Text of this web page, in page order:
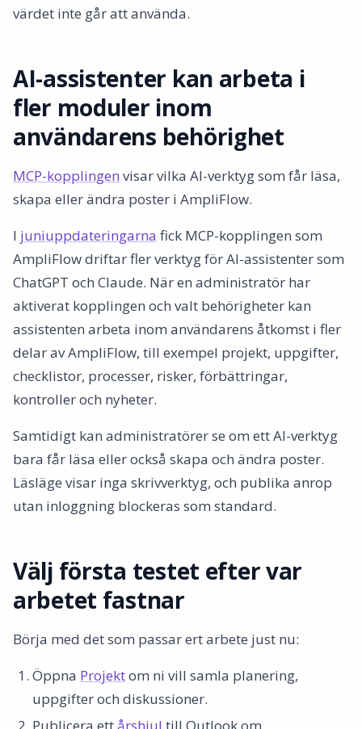
värdet inte går att använda.
AI-assistenter kan arbeta i
fler moduler inom
användarens behörighet
MCP-kopplingen visar vilka AI-verktyg som får läsa,
skapa eller ändra poster i AmpliFlow.
I juniuppdateringarna fick MCP-kopplingen som
AmpliFlow driftar fler verktyg för AI-assistenter som
ChatGPT och Claude. När en administratör har
aktiverat kopplingen och valt behörigheter kan
assistenten arbeta inom användarens åtkomst i fler
delar av AmpliFlow, till exempel projekt, uppgifter,
checklistor, processer, risker, förbättringar,
kontroller och nyheter.
Samtidigt kan administratörer se om ett AI-verktyg
bara får läsa eller också skapa och ändra poster.
Läsläge visar inga skrivverktyg, och publika anrop
utan inloggning blockeras som standard.
Välj första testet efter var
arbetet fastnar
Börja med det som passar ert arbete just nu:
Öppna Projektom ni vill samla planering,
uppgifter och diskussioner.
Publicera ettårshjul till Outlook om